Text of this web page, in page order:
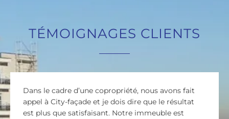
TÉMOIGNAGES CLIENTS
Dans le cadre d’une copropriété, nous avons fait
appel à City-façade et je dois dire que le résultat
est plus que satisfaisant. Notre immeuble est